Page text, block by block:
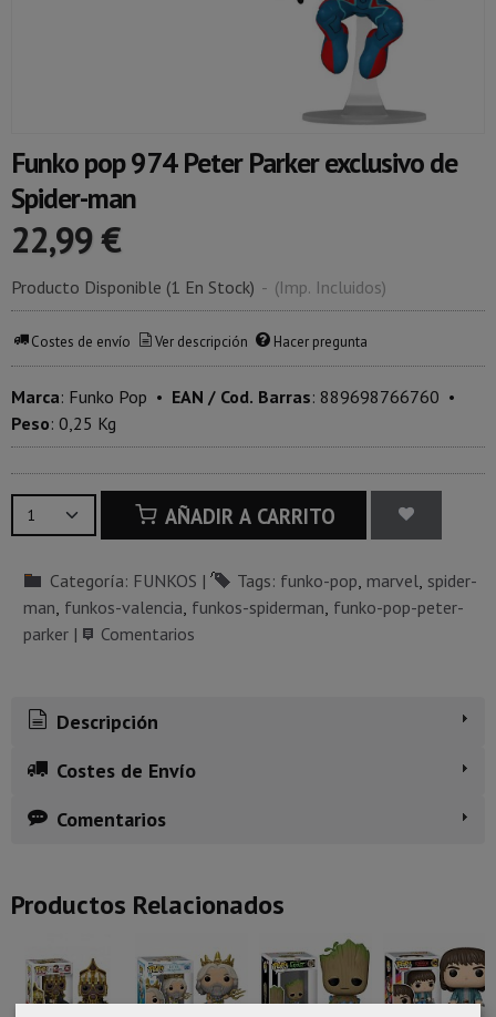
Funko pop 974 Peter Parker exclusivo de
Spider-man
22,99 €
Producto Disponible (1 En Stock) - (Imp. Incluidos)
Costes de envío Ver descripción Hacer pregunta
Marca: Funko Pop • EAN / Cod. Barras: 889698766760 •
Peso: 0,25 Kg
AÑADIR A CARRITO
Categoría: FUNKOS | Tags: funko-pop marvel spider-
man funkos-valencia funkos-spiderman funko-pop-peter-
parker | Comentarios
Descripción
Costes de Envío
Comentarios
Productos Relacionados